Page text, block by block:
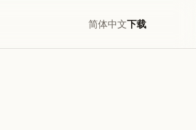
简体中文下载